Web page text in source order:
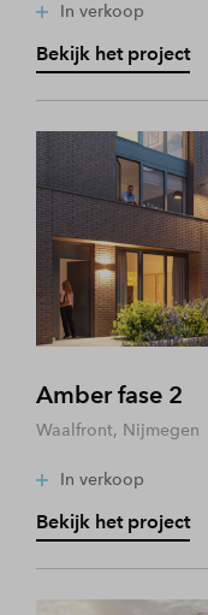
In verkoop
Bekijk het project
Amber fase 2
Waalfront, Nijmegen
In verkoop
Bekijk het project